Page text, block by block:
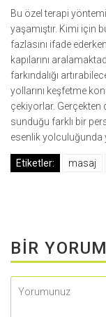
Bu özel terapi
yaşamıştır. Kimi için
fazlasını ifade
kapılarını
farkındalığı
yollarını keşfetme
çekiyorlar. Gerçekten
sunduğu farklı bir
esenlik yolculuğunda
Etiketler: masaj
BIR